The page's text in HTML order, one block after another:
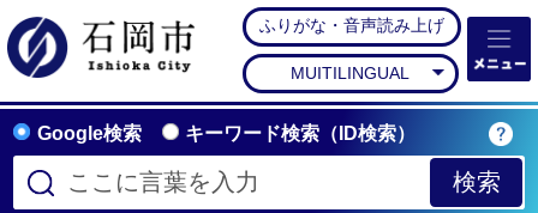
石岡市公式ホームペー
ふりがな・音声読み上げ
MUITILINGUAL
Google検索 キーワード検索（ID検索）